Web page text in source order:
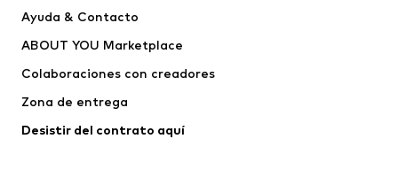
ADIDAS TERREX
Ayuda & Contacto
ABOUT YOU Marketplace
Colaboraciones con creadores
Zona de entrega
Desistir del contrato aquí